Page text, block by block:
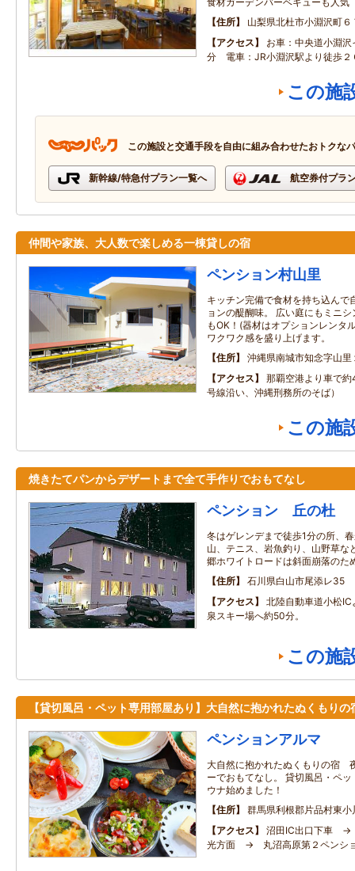
住所
山梨県北杜市小淵沢町６
アクセス
お車：中央道小淵
分 電車：JR小淵沢駅より徒歩２
この施
この施設と交通手段を自由に組み合わせたおトクな
新幹線/特急付プラン一覧へ 航空券付プラ
仲間や家族、大人数で楽しめる一棟貸しの宿
ペンション村山里
キッチン完備で食材を持ち込んで
ョンの醍醐味。 広い庭にもミニ
もOK！(器材はオプションレンタ
ワクワク感を盛り上げます。
住所
沖縄県南城市知念字山里
アクセス
那覇空港より車で
号線沿い、沖縄刑務所のそば）
この施
焼きたてパンからデザートまで全て手作りでおもてなし
ペンション 丘の杜
冬はゲレンデまで徒歩1分の所、
山、テニス、岩魚釣り、山野草な
郷ホワイトロードは斜面崩落のた
住所
石川県白山市尾添レ35
アクセス
北陸自動車道小松
泉スキー場へ約50分。
この施
【貸切風呂・ペット専用部屋あり】大自然に抱かれたぬくもりの
ペンションアルマ
大自然に抱かれたぬくもりの宿
ーでおもてなし。 貸切風呂・ペ
ウナ始めました！
住所
群馬県利根郡片品村東小
アクセス
沼田IC出口下車 →
光方面 → 丸沼高原第２ペンシ